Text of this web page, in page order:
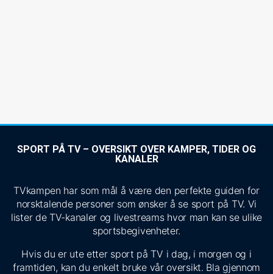
SPORT PÅ TV – OVERSIKT OVER KAMPER, TIDER OG
KANALER
TVkampen har som mål å være den perfekte guiden for
norsktalende personer som ønsker å se sport på TV. Vi
lister de TV-kanaler og livestreams hvor man kan se ulike
sportsbegivenheter.
Hvis du er ute etter sport på TV i dag, i morgen og i
framtiden, kan du enkelt bruke vår oversikt. Bla gjennom